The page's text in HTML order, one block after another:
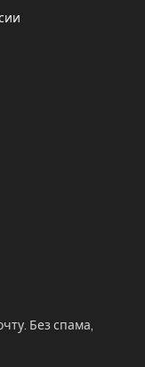
Без спама,